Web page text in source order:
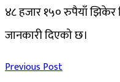
४८ हजार १५० रुपैयाँ झिकेर
जानकारी दिएको छ।
Previous Post